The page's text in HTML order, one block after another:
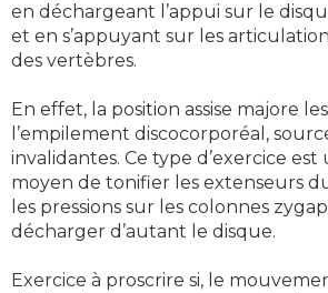
en déchargeant l’appui sur le
et en s’appuyant sur les
des vertèbres.
En effet, la position assise majore
l’empilement discocorporéal,
invalidantes. Ce type d’exercice
moyen de tonifier les extenseurs
les pressions sur les colonnes
décharger d’autant le disque.
Exercice à proscrire si, le